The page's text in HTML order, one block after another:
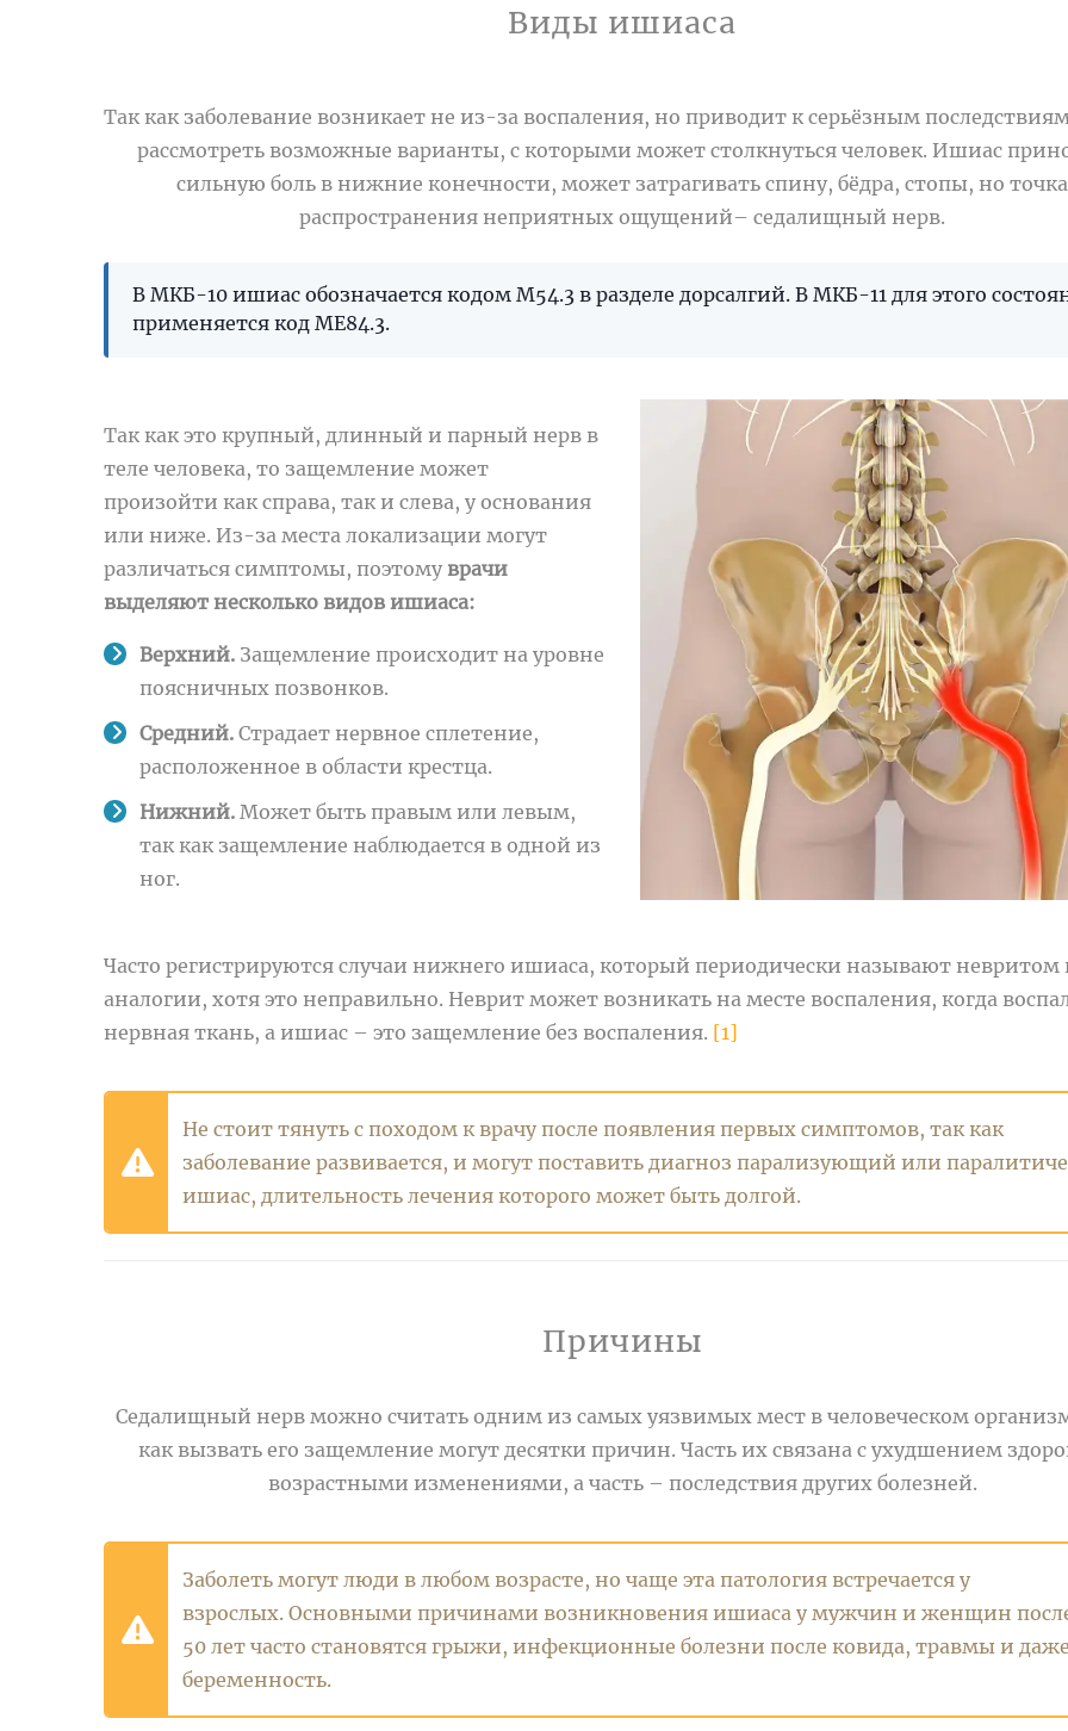
Виды ишиаса
Так как заболевание возникает не из-за воспаления, но приводит к серьёзным
рассмотреть возможные варианты, с которыми может столкнуться человек. Ишиас
сильную боль в нижние конечности, может затрагивать спину, бёдра, стопы, но точка
распространения неприятных ощущений– седалищный нерв.
В МКБ-10 ишиас обозначается кодом M54.3 в разделе дорсалгий. В МКБ-11 для этого
применяется код ME84.3.
Так как это крупный, длинный и парный нерв в
теле человека, то защемление может
произойти как справа, так и слева, у основания
или ниже. Из-за места локализации могут
различаться симптомы, поэтому врачи
выделяют несколько видов ишиаса:
Верхний. Защемление происходит на уровне
поясничных позвонков.
Средний. Страдает нервное сплетение,
расположенное в области крестца.
Нижний. Может быть правым или левым,
так как защемление наблюдается в одной из
ног.
Часто регистрируются случаи нижнего ишиаса, который периодически называют невритом
аналогии, хотя это неправильно. Неврит может возникать на месте воспаления, когда
нервная ткань, а ишиас – это защемление без воспаления. [1]
Не стоит тянуть с походом к врачу после появления первых симптомов, так как
заболевание развивается, и могут поставить диагноз парализующий или
ишиас, длительность лечения которого может быть долгой.
Причины
Седалищный нерв можно считать одним из самых уязвимых мест в человеческом
как вызвать его защемление могут десятки причин. Часть их связана с ухудшением
возрастными изменениями, а часть – последствия других болезней.
Заболеть могут люди в любом возрасте, но чаще эта патология встречается у
взрослых. Основными причинами возникновения ишиаса у мужчин и женщин
50 лет часто становятся грыжи, инфекционные болезни после ковида, травмы и даже
беременность.